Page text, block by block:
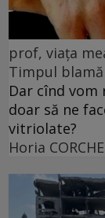
prof, viața
Timpul
Dar cînd vom
doar să ne
vitriolate?
Horia